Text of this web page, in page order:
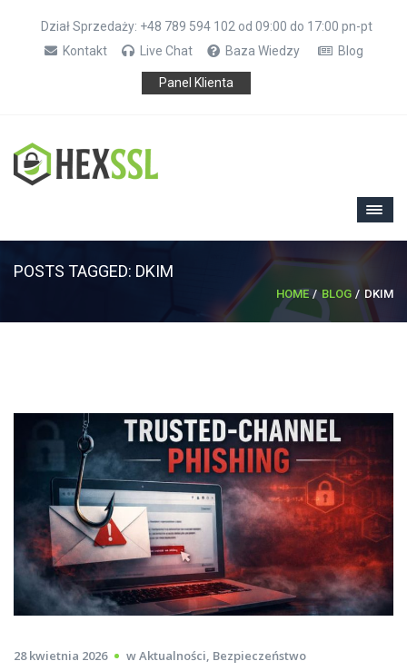
Dział Sprzedaży: +48 789 594 102 od 09:00 do 17:00 pn-pt
Kontakt
Live Chat Baza Wiedzy Blog
Panel Klienta
POSTS TAGGED: DKIM
HOME BLOG DKIM
28 kwietnia 2026 wAktualności Bezpieczeństwo